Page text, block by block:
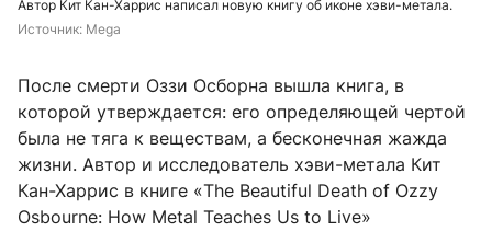
Автор Кит Кан-Харрис написал новую книгу об иконе хэви-метала.
Источник: Mega
После смерти Оззи Осборна вышла книга, в
которой утверждается: его определяющей чертой
была не тяга к веществам, а бесконечная жажда
жизни. Автор и исследователь хэви-метала Кит
Кан-Харрис в книге «The Beautiful Death of Ozzy
Osbourne: How Metal Teaches Us to Live»